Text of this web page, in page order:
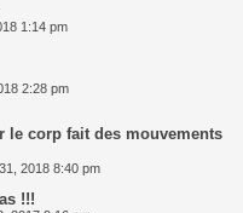
1:14 pm
2:28 pm
le corp fait des mouvements
2018 8:40 pm
!!!